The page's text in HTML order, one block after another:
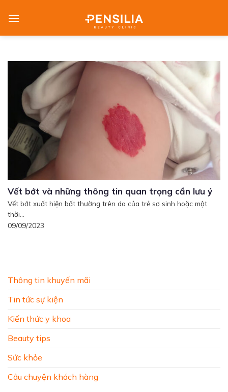
Thông tin khuyến mãi
Tin tức sự kiện
Kiến thức y khoa
Beauty tips
Sức khỏe
Câu chuyện khách hàng
Vết bớt và những thông tin quan trọng cần lưu ý
Vết bớt xuất hiện bất thường trên da của trẻ sơ sinh hoặc một
thời...
09/09/2023